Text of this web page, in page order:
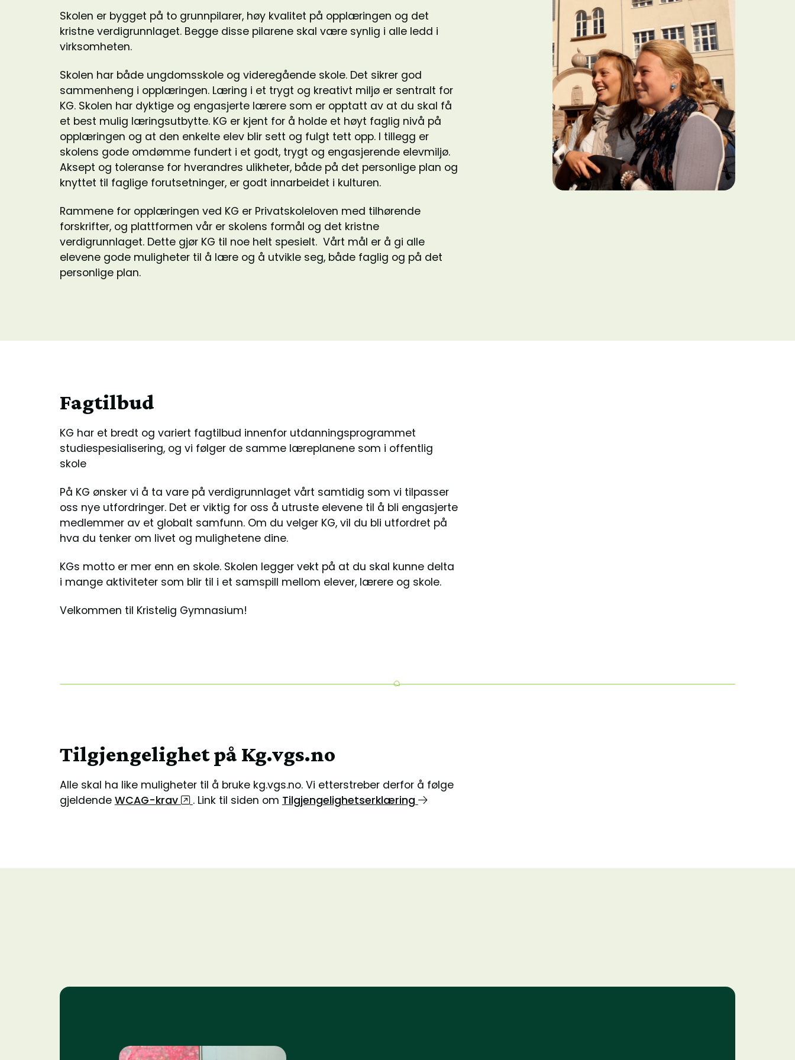
Skolen er bygget på to grunnpilarer, høy kvalitet på opplæringen og det
kristne verdigrunnlaget. Begge disse pilarene skal være synlig i alle ledd i
virksomheten.
Skolen har både ungdomsskole og videregående skole. Det sikrer god
sammenheng i opplæringen. Læring i et trygt og kreativt miljø er sentralt for
KG. Skolen har dyktige og engasjerte lærere som er opptatt av at du skal få
et best mulig læringsutbytte. KG er kjent for å holde et høyt faglig nivå på
opplæringen og at den enkelte elev blir sett og fulgt tett opp. I tillegg er
skolens gode omdømme fundert i et godt, trygt og engasjerende elevmiljø.
Aksept og toleranse for hverandres ulikheter, både på det personlige plan og
knyttet til faglige forutsetninger, er godt innarbeidet i kulturen.
Rammene for opplæringen ved KG er Privatskoleloven med tilhørende
forskrifter, og plattformen vår er skolens formål og det kristne
verdigrunnlaget. Dette gjør KG til noe helt spesielt. Vårt mål er å gi alle
elevene gode muligheter til å lære og å utvikle seg, både faglig og på det
personlige plan.
Fagtilbud
KG har et bredt og variert fagtilbud innenfor utdanningsprogrammet
studiespesialisering, og vi følger de samme læreplanene som i offentlig
skole
På KG ønsker vi å ta vare på verdigrunnlaget vårt samtidig som vi tilpasser
oss nye utfordringer. Det er viktig for oss å utruste elevene til å bli engasjerte
medlemmer av et globalt samfunn. Om du velger KG, vil du bli utfordret på
hva du tenker om livet og mulighetene dine.
KGs motto er mer enn en skole. Skolen legger vekt på at du skal kunne delta
i mange aktiviteter som blir til i et samspill mellom elever, lærere og skole.
Velkommen til Kristelig Gymnasium!
Tilgjengelighet på Kg.vgs.no
Alle skal ha like muligheter til å bruke kg.vgs.no. Vi etterstreber derfor å følge
gjeldende WCAG-krav . Link til siden om Tilgjengelighetserklæring